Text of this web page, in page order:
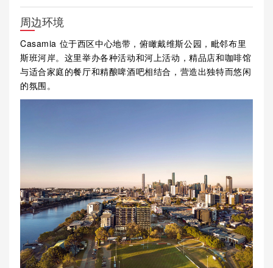
周边环境
Casamia 位于西区中心地带，俯瞰戴维斯公园，毗邻布里
斯班河岸。这里举办各种活动和河上活动，精品店和咖啡馆
与适合家庭的餐厅和精酿啤酒吧相结合，营造出独特而悠闲
的氛围。